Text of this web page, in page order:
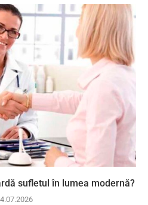
sufletul în lumea modernă?